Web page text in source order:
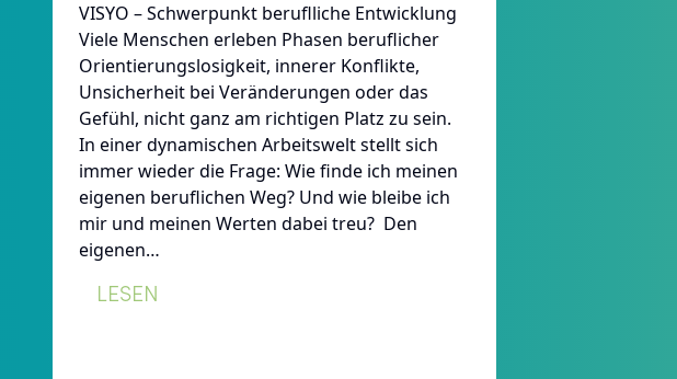
VISYO – Schwerpunkt beruflliche Entwicklung
Viele Menschen erleben Phasen beruflicher
Orientierungslosigkeit, innerer Konflikte,
Unsicherheit bei Veränderungen oder das
Gefühl, nicht ganz am richtigen Platz zu sein.
In einer dynamischen Arbeitswelt stellt sich
immer wieder die Frage: Wie finde ich meinen
eigenen beruflichen Weg? Und wie bleibe ich
mir und meinen Werten dabei treu? Den
eigenen…
LESEN